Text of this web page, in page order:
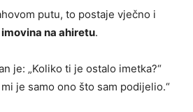
putu, to postaje vječno i
na ahiretu.
je: „Koliko ti je ostalo imetka?“
je samo ono što sam podijelio.“